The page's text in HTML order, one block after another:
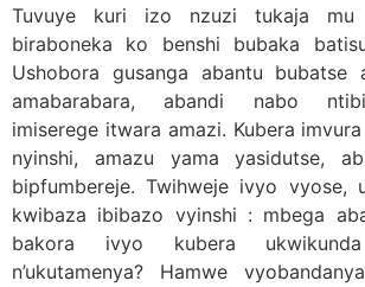
Tuvuye kuri izo nzuzi tukaja mu
biraboneka ko benshi bubaka
Ushobora gusanga abantu bubatse
amabarabara, abandi nabo
imiserege itwara amazi. Kubera
nyinshi, amazu yama yasidutse,
bipfumbereje. Twihweje ivyo vyose,
kwibaza ibibazo vyinshi : mbega
bakora ivyo kubera
n’ukutamenya? Hamwe